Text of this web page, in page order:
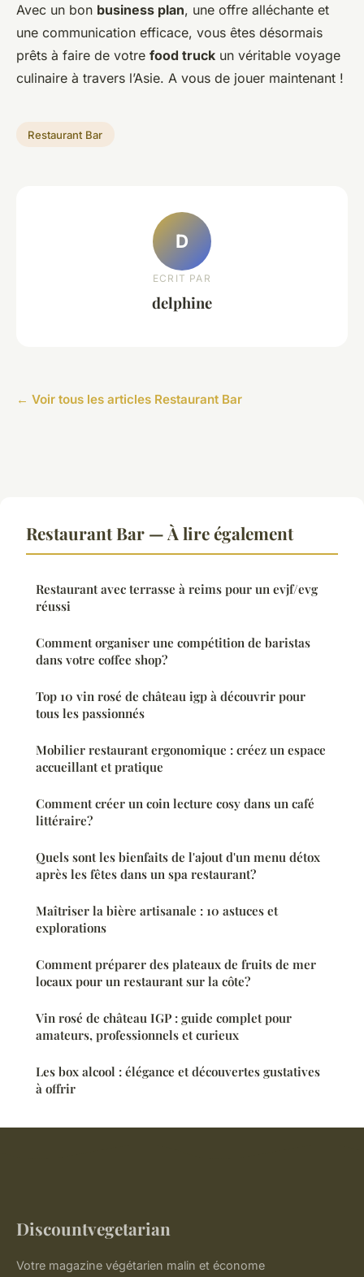
Avec un bon business plan, une offre alléchante et
une communication efficace, vous êtes désormais
prêts à faire de votre food truck un véritable voyage
culinaire à travers l’Asie. A vous de jouer maintenant !
Restaurant Bar
D
ECRIT PAR
delphine
← Voir tous les articles Restaurant Bar
Restaurant Bar — À lire également
Restaurant avec terrasse à reims pour un evjf/evg
réussi
Comment organiser une compétition de baristas
dans votre coffee shop?
Top 10 vin rosé de château igp à découvrir pour
tous les passionnés
Mobilier restaurant ergonomique : créez un espace
accueillant et pratique
Comment créer un coin lecture cosy dans un café
littéraire?
Quels sont les bienfaits de l'ajout d'un menu détox
après les fêtes dans un spa restaurant?
Maîtriser la bière artisanale : 10 astuces et
explorations
Comment préparer des plateaux de fruits de mer
locaux pour un restaurant sur la côte?
Vin rosé de château IGP : guide complet pour
amateurs, professionnels et curieux
Les box alcool : élégance et découvertes gustatives
à offrir
Discountvegetarian
Votre magazine végétarien malin et économe